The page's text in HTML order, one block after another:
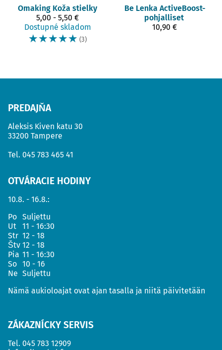
Omaking Koža stielky
5,00 - 5,50 €
Dostupné skladom
☆☆☆☆☆ (3)
Be Lenka ActiveBoost-
pohjalliset
10,90 €
PREDAJŇA
Aleksis Kiven katu 30
33200 Tampere
Tel. 045 783 465 41
OTVÁRACIE HODINY
10.8. - 16.8.:
Po Suljettu
Ut
11 - 16:30
Str 12 - 18
Štv 12 - 18
Pia 11 - 16:30
So 10 - 16
Ne Suljettu
Nämä aukioloajat ovat ajan tasalla ja niitä päivitetään
ZÁKAZNÍCKY SERVIS
Tel. 045 783 12909